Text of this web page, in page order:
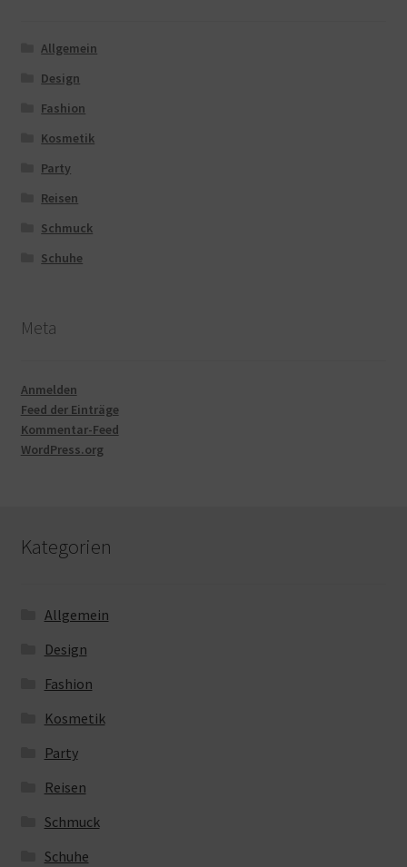
Allgemein
Design
Fashion
Kosmetik
Party
Reisen
Schmuck
Schuhe
Meta
Anmelden
Feed der Einträge
Kommentar-Feed
WordPress.org
Kategorien
Allgemein
Design
Fashion
Kosmetik
Party
Reisen
Schmuck
Schuhe